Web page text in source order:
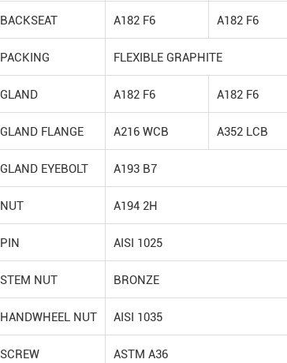
BACKSEAT A182 F6 A182 F6
PACKING FLEXIBLE GRAPHITE
GLAND A182 F6 A182 F6
GLAND FLANGE A216 WCB A352 LCB
GLAND EYEBOLT A193 B7
NUT A194 2H
PIN AISI 1025
STEM NUT BRONZE
HANDWHEEL NUT AISI 1035
SCREW ASTM A36